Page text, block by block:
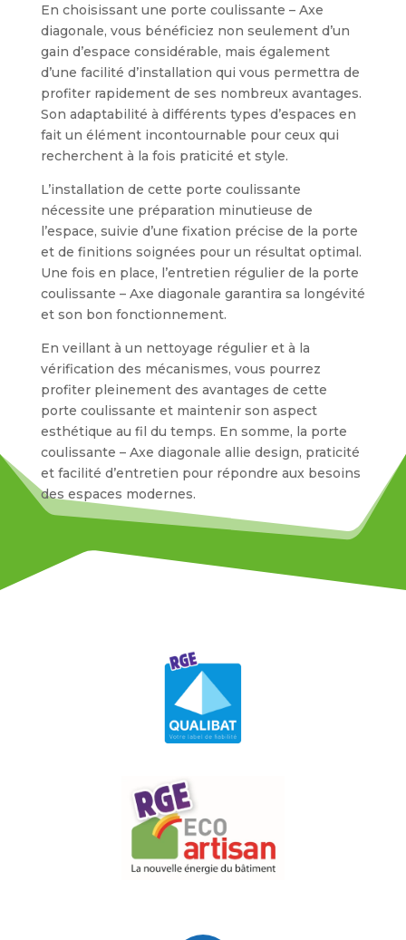
En choisissant une porte coulissante – Axe
diagonale, vous bénéficiez non seulement d’un
gain d’espace considérable, mais également
d’une facilité d’installation qui vous permettra de
profiter rapidement de ses nombreux avantages.
Son adaptabilité à différents types d’espaces en
fait un élément incontournable pour ceux qui
recherchent à la fois praticité et style.
L’installation de cette porte coulissante
nécessite une préparation minutieuse de
l’espace, suivie d’une fixation précise de la porte
et de finitions soignées pour un résultat optimal.
Une fois en place, l’entretien régulier de la porte
coulissante – Axe diagonale garantira sa longévité
et son bon fonctionnement.
En veillant à un nettoyage régulier et à la
vérification des mécanismes, vous pourrez
profiter pleinement des avantages de cette
porte coulissante et maintenir son aspect
esthétique au fil du temps. En somme, la porte
coulissante – Axe diagonale allie design, praticité
et facilité d’entretien pour répondre aux besoins
des espaces modernes.